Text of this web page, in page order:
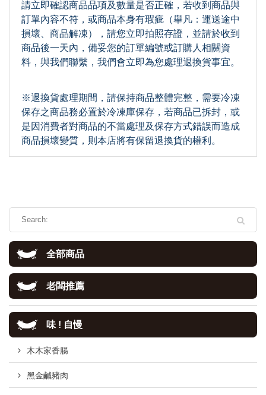
請立即確認商品品項及數量是否正確，若收到商品與
訂單內容不符，或商品本身有瑕疵（舉凡：運送途中
損壞、商品解凍），請您立即拍照存證，並請於收到
商品後一天內，備妥您的訂單編號或訂購人相關資
料，與我們聯繫，我們會立即為您處理退換貨事宜。
※退換貨處理期間，請保持商品整體完整，需要冷凍
保存之商品務必置於冷凍庫保存，若商品已拆封，或
是因消費者對商品的不當處理及保存方式錯誤而造成
商品損壞變質，則本店將有保留退換貨的權利。
全部商品
老闆推薦
味 ! 自慢
木木家香腸
黑金鹹豬肉